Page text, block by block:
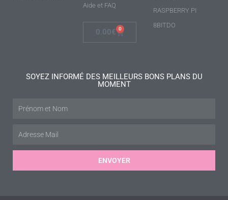
Aide et FAQ
0.00€ 0
RASPBERRY PI
8BITDO
SOYEZ INFORMÉ DES MEILLEURS BONS PLANS DU
MOMENT
ENVOYER